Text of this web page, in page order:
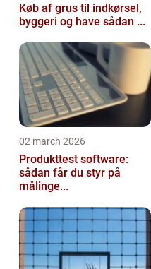
Køb af grus til indkørsel,
byggeri og have sådan ...
02 march 2026
Produkttest software:
sådan får du styr på
målinge...